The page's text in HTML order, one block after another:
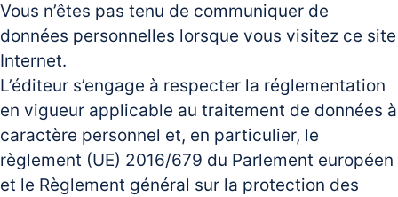
Vous n’êtes pas tenu de communiquer de
données personnelles lorsque vous visitez ce site
Internet.
L’éditeur s’engage à respecter la réglementation
en vigueur applicable au traitement de données à
caractère personnel et, en particulier, le
règlement (UE) 2016/679 du Parlement européen
et le Règlement général sur la protection des